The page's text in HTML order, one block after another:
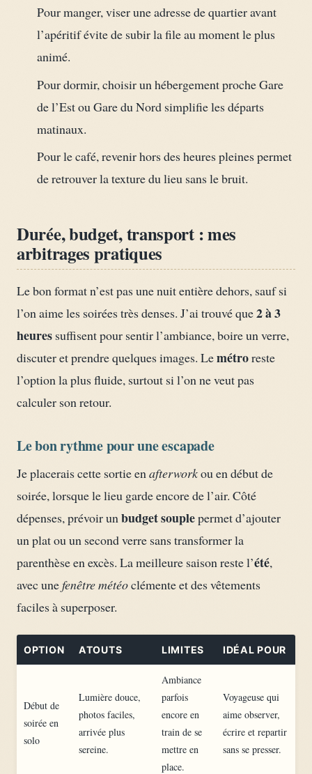
Pour manger, viser une adresse de quartier avant
l’apéritif évite de subir la file au moment le plus
animé.
Pour dormir, choisir un hébergement proche Gare
de l’Est ou Gare du Nord simplifie les départs
matinaux.
Pour le café, revenir hors des heures pleines permet
de retrouver la texture du lieu sans le bruit.
Durée, budget, transport : mes
arbitrages pratiques
Le bon format n’est pas une nuit entière dehors, sauf si
l’on aime les soirées très denses. J’ai trouvé que2 à 3
heures suffisent pour sentir l’ambiance, boire un verre,
discuter et prendre quelques images. Lemétroreste
l’option la plus fluide, surtout si l’on ne veut pas
calculer son retour.
Le bon rythme pour une escapade
Je placerais cette sortie en afterworkou en début de
soirée, lorsque le lieu garde encore de l’air. Côté
dépenses, prévoir un budget souplepermet d’ajouter
un plat ou un second verre sans transformer la
parenthèse en excès. La meilleure saison reste l’été,
avec unefenêtre météoclémente et des vêtements
faciles à superposer.
OPTION ATOUTS LIMITES IDÉAL POUR
Début de
soirée en
solo
Lumière douce,
photos faciles,
arrivée plus
sereine.
Ambiance
parfois
encore en
train de se
mettre en
place.
Voyageuse qui
aime observer,
écrire et repartir
sans se presser.